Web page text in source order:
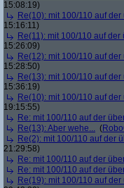
15:08:19)
Re(10): mit 100/110 auf
15:16:11)
Re(11): mit 100/110 auf
15:26:09)
Re(12): mit 100/110 auf
15:28:50)
Re(13): mit 100/110 auf
15:36:19)
Re(10): mit 100/110 auf
19:15:55)
Re: mit 100/110 auf der
Re(13): Aber wehe... (
Re(2): mit 100/110 auf der
21:29:58)
Re: mit 100/110 auf der
Re: mit 100/110 auf der
Re(19): mit 100/110 auf